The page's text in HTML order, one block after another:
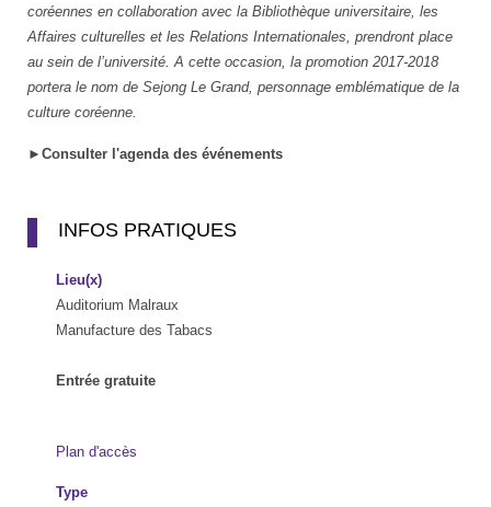
coréennes en collaboration avec la Bibliothèque universitaire, les
Affaires culturelles et les Relations Internationales, prendront place
au sein de l’université. A cette occasion, la promotion 2017-2018
portera le nom de Sejong Le Grand, personnage emblématique de la
culture coréenne.
► Consulter l'agenda des événements
INFOS PRATIQUES
Lieu(x)
Auditorium Malraux
Manufacture des Tabacs
Entrée gratuite
Plan d'accès
Type